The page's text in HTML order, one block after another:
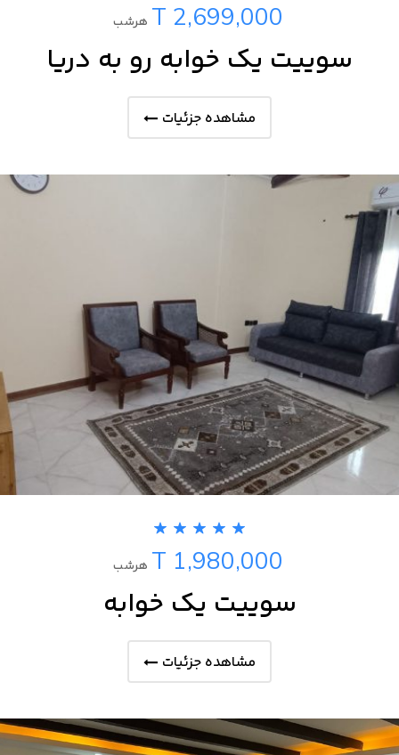
T 2,699,000 هرشب
سوییت یک خوابه رو به دریا
مشاهده جزئیات
T 1,980,000 هرشب
سوییت یک خوابه
مشاهده جزئیات